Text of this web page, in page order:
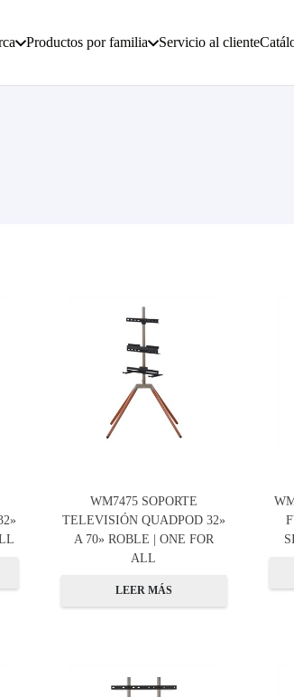
Productos por familia Servicio al cliente
WM7475 SOPORTE
TELEVISIÓN QUADPOD 32»
A 70» ROBLE | ONE FOR
ALL
LEER MÁS